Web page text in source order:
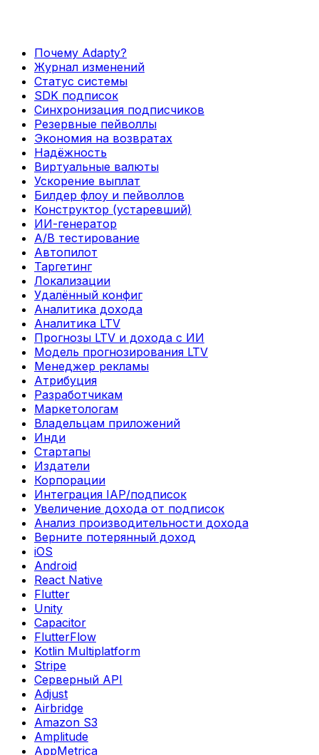
Почему Adapty?
Журнал изменений
Статус системы
SDK подписок
Синхронизация подписчиков
Резервные пейволлы
Экономия на возвратах
Надёжность
Виртуальные валюты
Ускорение выплат
Билдер флоу и пейволлов
Конструктор (устаревший)
ИИ-генератор
А/В тестирование
Автопилот
Таргетинг
Локализации
Удалённый конфиг
Аналитика дохода
Аналитика LTV
Прогнозы LTV и дохода с ИИ
Модель прогнозирования LTV
Менеджер рекламы
Атрибуция
Разработчикам
Маркетологам
Владельцам приложений
Инди
Стартапы
Издатели
Корпорации
Интеграция IAP/подписок
Увеличение дохода от подписок
Анализ производительности дохода
Верните потерянный доход
iOS
Android
React Native
Flutter
Unity
Capacitor
FlutterFlow
Kotlin Multiplatform
Stripe
Серверный API
Adjust
Airbridge
Amazon S3
Amplitude
AppMetrica